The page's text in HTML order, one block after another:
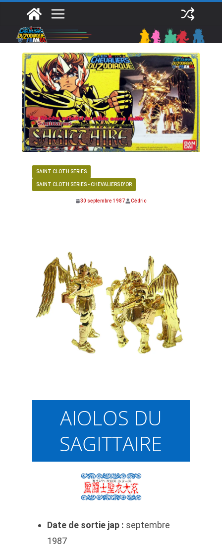
contenu
SAINT CLOTH SERIES
SAINT CLOTH SERIES - CHEVALIERS D'OR
30 septembre 1987 Cédric
AIOLOS DU
SAGITTAIRE
Date de sortie jap : septembre
1987